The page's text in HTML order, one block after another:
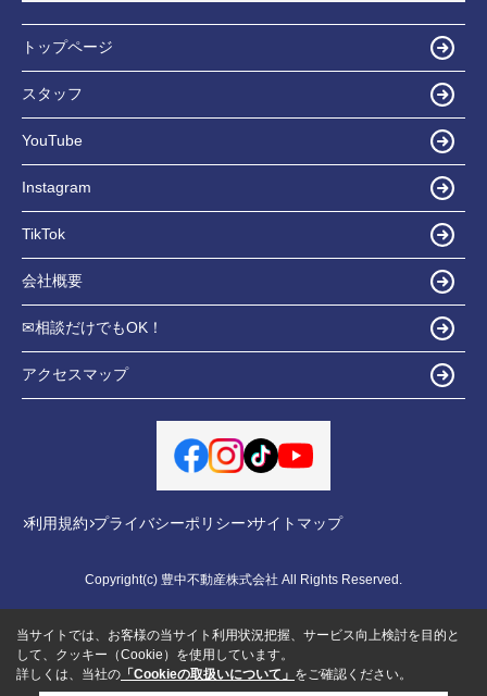
トップページ
スタッフ
YouTube
Instagram
TikTok
会社概要
✉相談だけでもOK！
アクセスマップ
利用規約 プライバシーポリシー サイトマップ
Copyright(c) 豊中不動産株式会社 All Rights Reserved.
当サイトでは、お客様の当サイト利用状況把握、サービス向上検討を目的と
して、クッキー（Cookie）を使用しています。
詳しくは、当社の 「Cookieの取扱いについて」 をご確認ください。